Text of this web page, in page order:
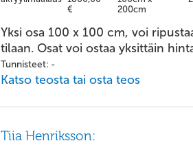
€
200cm
Yksi osa 100 x 100 cm, voi
tilaan. Osat voi ostaa yksittäin
Tunnisteet: -
Katso teosta tai osta teos
Tiia Henriksson: